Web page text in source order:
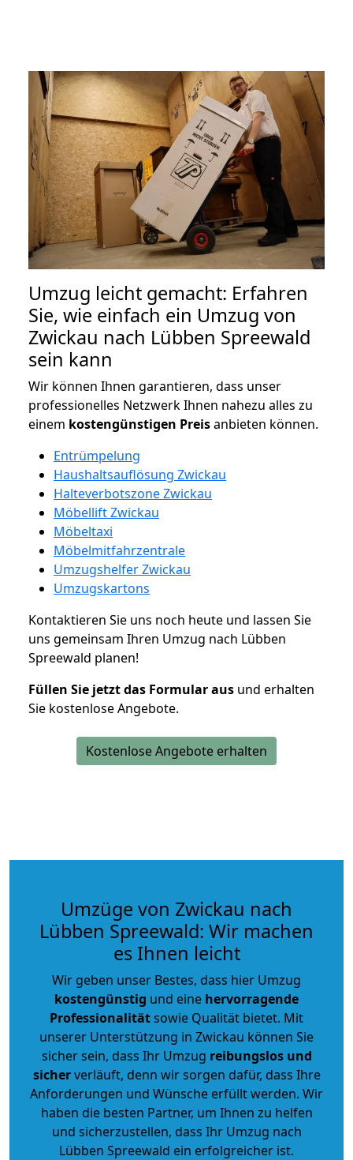
Umzug leicht gemacht: Erfahren
Sie, wie einfach ein Umzug von
Zwickau nach Lübben Spreewald
sein kann
Wir können Ihnen garantieren, dass unser
professionelles Netzwerk Ihnen nahezu alles zu
einem kostengünstigen Preisanbieten können.
Entrümpelung
Haushaltsauflösung Zwickau
Halteverbotszone Zwickau
Möbellift Zwickau
Möbeltaxi
Möbelmitfahrzentrale
Umzugshelfer Zwickau
Umzugskartons
Kontaktieren Sie uns noch heute und lassen Sie
uns gemeinsam Ihren Umzug nach Lübben
Spreewald planen!
Füllen Sie jetzt das Formular aus und erhalten
Sie kostenlose Angebote.
Kostenlose Angebote erhalten
Umzüge von Zwickau nach
Lübben Spreewald: Wir machen
es Ihnen leicht
Wir geben unser Bestes, dass hier Umzug
kostengünstig und eine hervorragende
Professionalitätsowie Qualität bietet. Mit
unserer Unterstützung in Zwickau können Sie
sicher sein, dass Ihr Umzug reibungslos und
sicherverläuft, denn wir sorgen dafür, dass Ihre
Anforderungen und Wünsche erfüllt werden. Wir
haben die besten Partner, um Ihnen zu helfen
und sicherzustellen, dass Ihr Umzug nach
Lübben Spreewald ein erfolgreicher ist.